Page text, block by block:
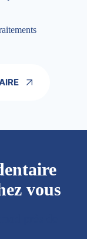
vous